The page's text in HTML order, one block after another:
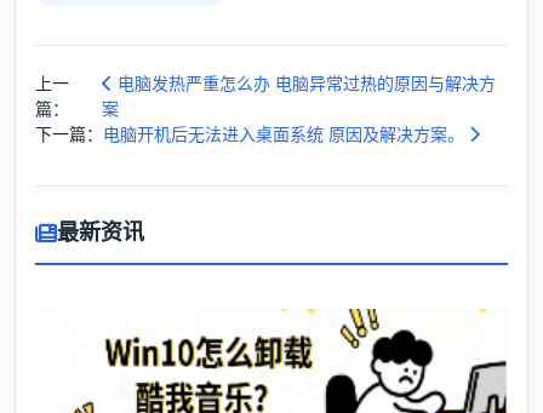
上一
篇：
电脑发热严重怎么办 电脑异常过热的原因与解决方
案
下一篇： 电脑开机后无法进入桌面系统 原因及解决方案。
最新资讯